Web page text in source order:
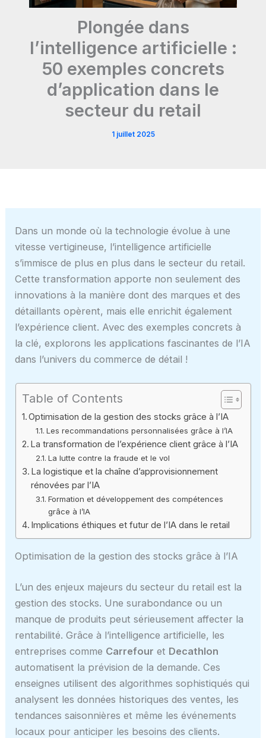
Plongée dans
l’intelligence artificielle :
50 exemples concrets
d’application dans le
secteur du retail
1 juillet 2025
Dans un monde où la technologie évolue à une
vitesse vertigineuse, l’intelligence artificielle
s’immisce de plus en plus dans le secteur du retail.
Cette transformation apporte non seulement des
innovations à la manière dont des marques et des
détaillants opèrent, mais elle enrichit également
l’expérience client. Avec des exemples concrets à
la clé, explorons les applications fascinantes de l’IA
dans l’univers du commerce de détail !
Table of Contents
Optimisation de la gestion des stocks grâce à l’IA
Les recommandations personnalisées grâce à l’IA
La transformation de l’expérience client grâce à l’IA
La lutte contre la fraude et le vol
La logistique et la chaîne d’approvisionnement
rénovées par l’IA
Formation et développement des compétences
grâce à l’IA
Implications éthiques et futur de l’IA dans le retail
Optimisation de la gestion des stocks grâce à l’IA
L’un des enjeux majeurs du secteur du retail est la
gestion des stocks. Une surabondance ou un
manque de produits peut sérieusement affecter la
rentabilité. Grâce à l’intelligence artificielle, les
entreprises comme Carrefour et Decathlon
automatisent la prévision de la demande. Ces
enseignes utilisent des algorithmes sophistiqués qui
analysent les données historiques des ventes, les
tendances saisonnières et même les événements
locaux pour anticiper les besoins des clients.